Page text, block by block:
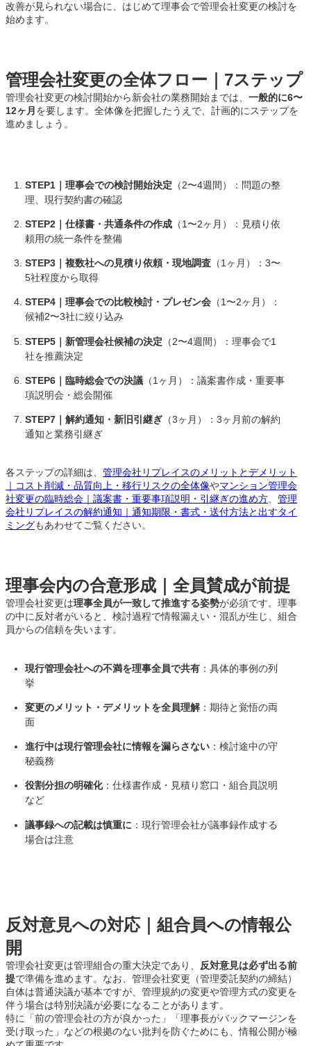
改善が見られない場合に、はじめて理事会で管理会社変更の検討を
始めます。
管理会社変更の全体フロー｜7ステップ
管理会社変更の検討開始から新会社の業務開始までは、 一般的に6〜
12ヶ月 を要します。全体像を把握したうえで、計画的にステップを
進めましょう。
STEP1｜理事会での検討開始決定 （2〜4週間）：問題の整
理、現行契約書の確認
STEP2｜仕様書・共通条件の作成 （1〜2ヶ月）：見積り依
頼用の統一条件を整備
STEP3｜複数社への見積り依頼・現地調査 （1ヶ月）：3〜
5社程度から取得
STEP4｜理事会での比較検討・プレゼン会 （1〜2ヶ月）：
候補2〜3社に絞り込み
STEP5｜新管理会社候補の決定 （2〜4週間）：理事会で1
社を推薦決定
STEP6｜臨時総会での決議 （1ヶ月）：議案書作成・重要事
項説明会・総会開催
STEP7｜解約通知・新旧引継ぎ （3ヶ月）：3ヶ月前の解約
通知と業務引継ぎ
各ステップの詳細は、 管理会社リプレイスのメリットとデメリット
｜コスト削減・品質向上・移行リスクの全体像やマンション管理会
社変更の臨時総会｜議案書・重要事項説明・引継ぎの進め方、 管理
会社リプレイスの解約通知｜通知期限・書式・送付方法と出すタイ
ミングもあわせてご覧ください。
理事会内の合意形成｜全員賛成が前提
管理会社変更は理事全員が一致して推進する姿勢が必須です。理事
の中に反対者がいると、検討過程で情報漏えい・混乱が生じ、組合
員からの信頼を失います。
現行管理会社への不満を理事全員で共有 ：具体的事例の列
挙
変更のメリット・デメリットを全員理解：期待と覚悟の両
面
進行中は現行管理会社に情報を漏らさない ：検討途中の守
秘義務
役割分担の明確化：仕様書作成・見積り窓口・組合員説明
など
議事録への記載は慎重に ：現行管理会社が議事録作成する
場合は注意
反対意見への対応｜組合員への情報公
開
管理会社変更は管理組合の重大決定であり、
反対意見は必ず出る前
提で準備を進めます。なお、管理会社変更（管理委託契約の締結）
自体は普通決議が基本ですが、管理規約の変更や管理方式の変更を
伴う場合は特別決議が必要になることがあります。
特に「前の管理会社の方が良かった」「理事長がバックマージンを
受け取った」などの根拠のない批判を防ぐためにも、情報公開が極